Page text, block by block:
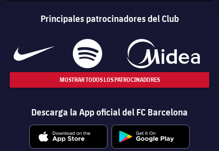
Principales patrocinadores del Club
MOSTRAR TODOS LOS PATROCINADORES
Descarga la App oficial del FC Barcelona